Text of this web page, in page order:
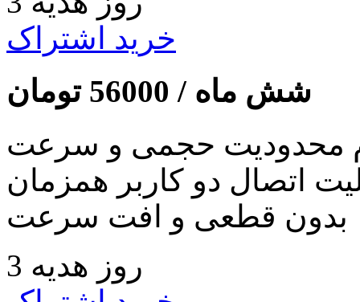
خرید اشتراک
شش ماه / 56000 تومان
محدودیت حجمی و سرعت
اتصال دو کاربر همزمان
بدون قطعی و افت سرعت
3 روز هدیه